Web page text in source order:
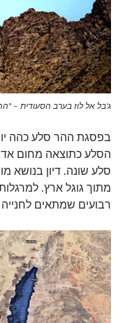
ג'בל אל לוז בערב הסעודית –
בפסגת ההר סלע כהה
הסלע כתוצאה מחום
סלע שונה. דיון בנושא
רבועים שמתאים